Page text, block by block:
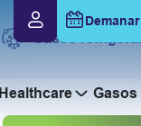
Healthcare
Gasos